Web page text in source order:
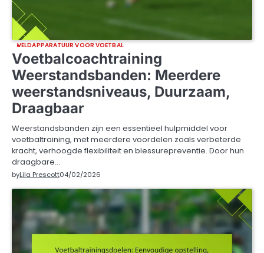
VELDAPPARATUUR VOOR VOETBAL
Voetbalcoachtraining
Weerstandsbanden: Meerdere
weerstandsniveaus, Duurzaam,
Draagbaar
Weerstandsbanden zijn een essentieel hulpmiddel voor
voetbaltraining, met meerdere voordelen zoals verbeterde
kracht, verhoogde flexibiliteit en blessurepreventie. Door hun
draagbare…
byLila Prescott04/02/2026